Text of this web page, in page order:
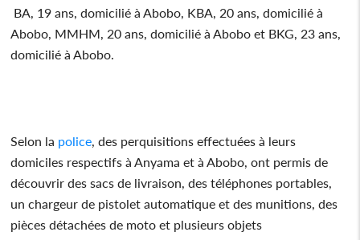
BA, 19 ans, domicilié à Abobo, KBA, 20 ans, domicilié à
Abobo, MMHM, 20 ans, domicilié à Abobo et BKG, 23 ans,
domicilié à Abobo.
Selon la police, des perquisitions effectuées à leurs
domiciles respectifs à Anyama et à Abobo, ont permis de
découvrir des sacs de livraison, des téléphones portables,
un chargeur de pistolet automatique et des munitions, des
pièces détachées de moto et plusieurs objets